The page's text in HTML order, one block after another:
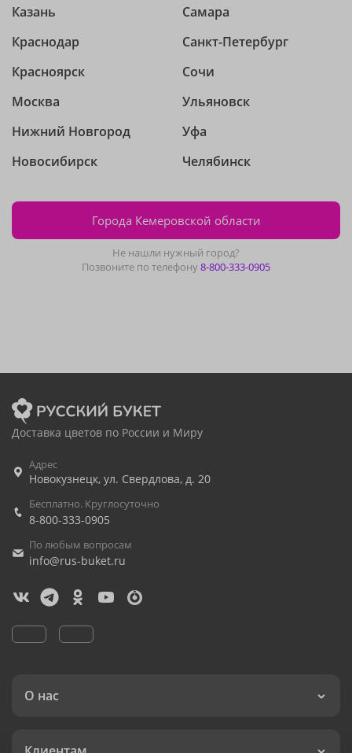
Казань
Краснодар
Красноярск
Москва
Нижний Новгород
Новосибирск
Самара
Санкт-Петербург
Сочи
Ульяновск
Уфа
Челябинск
Города Кемеровской области
Не нашли нужный город?
Позвоните по телефону8-800-333-0905
Доставка цветов по России и Миру
Адрес
Новокузнецк, ул. Свердлова, д. 20
Бесплатно. Круглосуточно
8-800-333-0905
По любым вопросам
info@rus-buket.ru
О нас